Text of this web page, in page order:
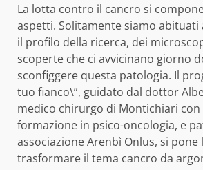
La lotta contro il cancro si
aspetti. Solitamente siamo abituati
il profilo della ricerca, dei
scoperte che ci avvicinano giorno
sconfiggere questa patologia. Il
tuo fianco\”, guidato dal dottor
medico chirurgo di Montichiari con
formazione in psico-oncologia, e
associazione Arenbì Onlus, si pone
trasformare il tema cancro da